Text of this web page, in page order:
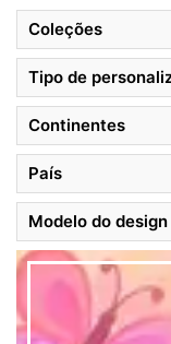
Coleções
Tipo de
Continentes
País
Modelo do design